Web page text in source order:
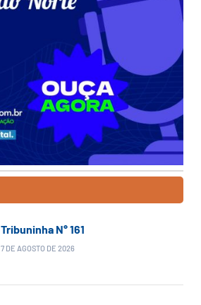
Tribuninha N° 161
7 DE AGOSTO DE 2026